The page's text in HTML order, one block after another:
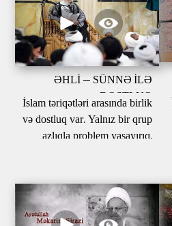
ƏHLİ - SÜNNƏ İLƏ
DOSTLUQ
İslam təriqətləri arasında birlik
və dostluq var. Yalnız bir qrup
azlıqla problem yaşayırıq.
təhlükəlidir. Onlar hamını
kafir bilir.